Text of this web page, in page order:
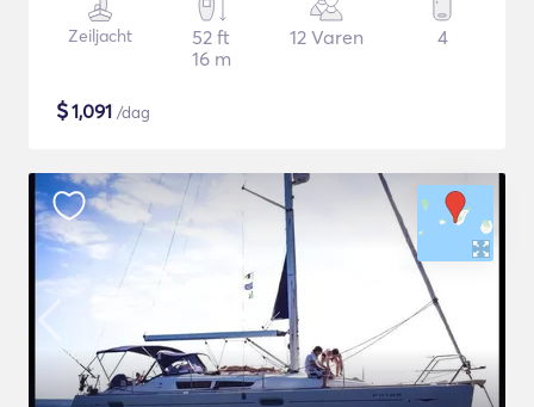
Zeiljacht
52 ft
16 m
12 Varen 4
$1,091 /dag